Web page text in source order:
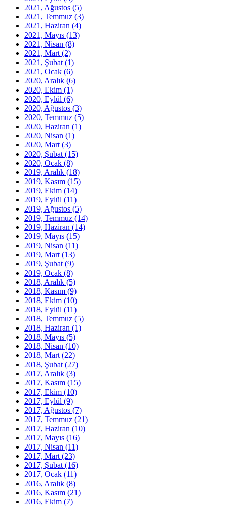
2021, Ağustos (5)
2021, Temmuz (3)
2021, Haziran (4)
2021, Mayıs (13)
2021, Nisan (8)
2021, Mart (2)
2021, Şubat (1)
2021, Ocak (6)
2020, Aralık (6)
2020, Ekim (1)
2020, Eylül (6)
2020, Ağustos (3)
2020, Temmuz (5)
2020, Haziran (1)
2020, Nisan (1)
2020, Mart (3)
2020, Şubat (15)
2020, Ocak (8)
2019, Aralık (18)
2019, Kasım (15)
2019, Ekim (14)
2019, Eylül (11)
2019, Ağustos (5)
2019, Temmuz (14)
2019, Haziran (14)
2019, Mayıs (15)
2019, Nisan (11)
2019, Mart (13)
2019, Şubat (9)
2019, Ocak (8)
2018, Aralık (5)
2018, Kasım (9)
2018, Ekim (10)
2018, Eylül (11)
2018, Temmuz (5)
2018, Haziran (1)
2018, Mayıs (5)
2018, Nisan (10)
2018, Mart (22)
2018, Şubat (27)
2017, Aralık (3)
2017, Kasım (15)
2017, Ekim (10)
2017, Eylül (9)
2017, Ağustos (7)
2017, Temmuz (21)
2017, Haziran (10)
2017, Mayıs (16)
2017, Nisan (11)
2017, Mart (23)
2017, Şubat (16)
2017, Ocak (11)
2016, Aralık (8)
2016, Kasım (21)
2016, Ekim (7)